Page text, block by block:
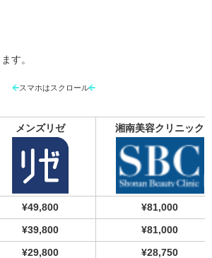
す。
スマホはスクロール
メンズリゼ 湘南美容クリニック
¥49,800 ¥81,000
¥39,800 ¥81,000
¥29,800 ¥28,750